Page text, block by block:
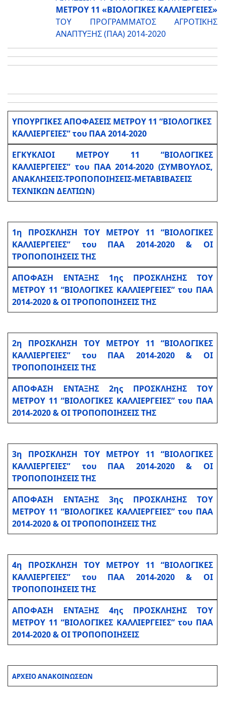
ΜΕΤΡΟΥ 11 «ΒΙΟΛΟΓΙΚΕΣ ΚΑΛΛΙΕΡΓΕΙΕΣ»
ΤΟΥ ΠΡΟΓΡΑΜΜΑΤΟΣ ΑΓΡΟΤΙΚΗΣ
ΑΝΑΠΤΥΞΗΣ (ΠΑΑ) 2014-2020
ΥΠΟΥΡΓΙΚΕΣ ΑΠΟΦΑΣΕΙΣ ΜΕΤΡΟΥ 11 “ΒΙΟΛΟΓΙΚΕΣ
ΚΑΛΛΙΕΡΓΕΙΕΣ” του ΠΑΑ 2014-2020
ΕΓΚΥΚΛΙΟΙ ΜΕΤΡΟΥ 11 “ΒΙΟΛΟΓΙΚΕΣ
ΚΑΛΛΙΕΡΓΕΙΕΣ” του ΠΑΑ 2014-2020 (ΣΥΜΒΟΥΛΟΣ,
ΑΝΑΚΛΗΣΕΙΣ-ΤΡΟΠΟΠΟΙΗΣΕΙΣ-ΜΕΤΑΒΙΒΑΣΕΙΣ
ΤΕΧΝΙΚΩΝ ΔΕΛΤΙΩΝ)
1η ΠΡΟΣΚΛΗΣΗ ΤΟΥ ΜΕΤΡΟΥ 11 “ΒΙΟΛΟΓΙΚΕΣ
ΚΑΛΛΙΕΡΓΕΙΕΣ” του ΠΑΑ 2014-2020 & ΟΙ
ΤΡΟΠΟΠΟΙΗΣΕΙΣ ΤΗΣ
ΑΠΟΦΑΣH ΕΝΤΑΞΗΣ 1ης ΠΡΟΣΚΛΗΣΗΣ ΤΟΥ
ΜΕΤΡΟΥ 11 “ΒΙΟΛΟΓΙΚΕΣ ΚΑΛΛΙΕΡΓΕΙΕΣ” του ΠΑΑ
2014-2020 & ΟΙ ΤΡΟΠΟΠΟΙΗΣΕΙΣ ΤΗΣ
2η ΠΡΟΣΚΛΗΣΗ ΤΟΥ ΜΕΤΡΟΥ 11 “ΒΙΟΛΟΓΙΚΕΣ
ΚΑΛΛΙΕΡΓΕΙΕΣ” του ΠΑΑ 2014-2020 & ΟΙ
ΤΡΟΠΟΠΟΙΗΣΕΙΣ ΤΗΣ
ΑΠΟΦΑΣΗ ΕΝΤΑΞΗΣ 2ης ΠΡΟΣΚΛΗΣΗΣ ΤΟΥ
ΜΕΤΡΟΥ 11 “ΒΙΟΛΟΓΙΚΕΣ ΚΑΛΛΙΕΡΓΕΙΕΣ” του ΠΑΑ
2014-2020 & ΟΙ ΤΡΟΠΟΠΟΙΗΣΕΙΣ ΤΗΣ
3η ΠΡΟΣΚΛΗΣΗ ΤΟΥ ΜΕΤΡΟΥ 11 “ΒΙΟΛΟΓΙΚΕΣ
ΚΑΛΛΙΕΡΓΕΙΕΣ” του ΠΑΑ 2014-2020 & ΟΙ
ΤΡΟΠΟΠΟΙΗΣΕΙΣ ΤΗΣ
ΑΠΟΦΑΣΗ ΕΝΤΑΞΗΣ 3ης ΠΡΟΣΚΛΗΣΗΣ ΤΟΥ
ΜΕΤΡΟΥ 11 “ΒΙΟΛΟΓΙΚΕΣ ΚΑΛΛΙΕΡΓΕΙΕΣ” του ΠΑΑ
2014-2020 & ΟΙ ΤΡΟΠΟΠΟΙΗΣΕΙΣ ΤΗΣ
4η ΠΡΟΣΚΛΗΣΗ ΤΟΥ ΜΕΤΡΟΥ 11 “ΒΙΟΛΟΓΙΚΕΣ
ΚΑΛΛΙΕΡΓΕΙΕΣ” του ΠΑΑ 2014-2020 & ΟΙ
ΤΡΟΠΟΠΟΙΗΣΕΙΣ ΤΗΣ
ΑΠΟΦΑΣΗ ΕΝΤΑΞΗΣ 4ης ΠΡΟΣΚΛΗΣΗΣ ΤΟΥ
ΜΕΤΡΟΥ 11 “ΒΙΟΛΟΓΙΚΕΣ ΚΑΛΛΙΕΡΓΕΙΕΣ” του ΠΑΑ
2014-2020 & ΟΙ ΤΡΟΠΟΠΟΙΗΣΕΙΣ
ΑΡΧΕΙΟ ΑΝΑΚΟΙΝΩΣΕΩΝ